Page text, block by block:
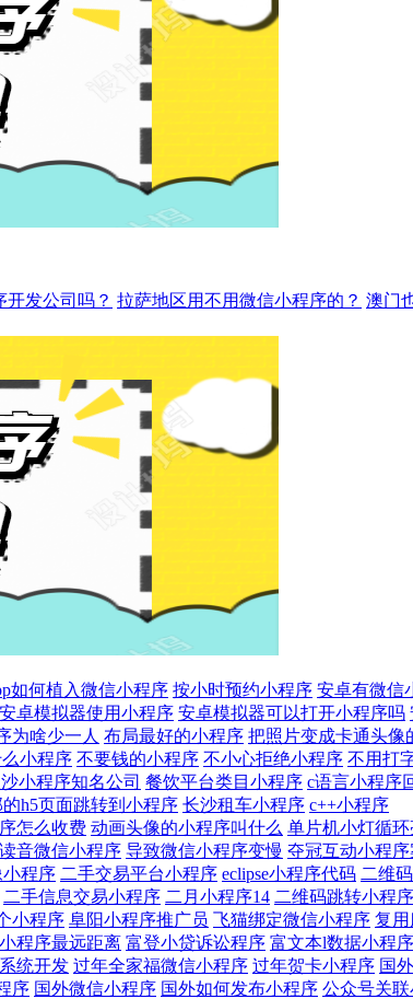
发公司吗？ 拉萨地区用不用微信小程序的？ 澳门
如何植入微信小程序 按小时预约小程序 安卓有微信
安卓模拟器使用小程序 安卓模拟器可以打开小程序吗
为啥少一人 布局最好的小程序 把照片变成卡通头像
小程序 不要钱的小程序 不小心拒绝小程序 不用打
小程序知名公司 餐饮平台类目小程序 c语言小程序
的h5页面跳转到小程序 长沙租车小程序 c++小程序
怎么收费 动画头像的小程序叫什么 单片机小灯循
音微信小程序 导致微信小程序变慢 夺冠互动小程序
小程序 二手交易平台小程序 eclipse小程序代码 二维
二手信息交易小程序 二月小程序14 二维码跳转小程序
小程序 阜阳小程序推广员 飞猫绑定微信小程序 复
程序最远距离 富登小贷诉讼程序 富文本l数据小程
统开发 过年全家福微信小程序 过年贺卡小程序 国
序 国外微信小程序 国外如何发布小程序 公众号关